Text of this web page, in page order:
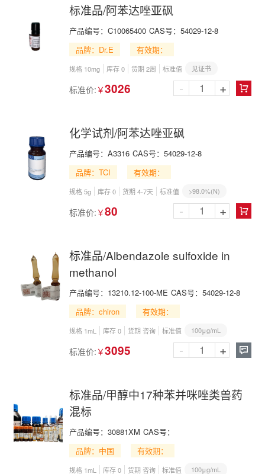
标准品/阿苯达唑亚砜
产品编号： C10065400 CAS号： 54029-12-8
品牌：Dr.E
有效期：
规格 10mg 库存 0 货期 2周 标准值 见证书
标准价: ￥3026 
- +
化学试剂/阿苯达唑亚砜
产品编号： A3316 CAS号： 54029-12-8
品牌：TCI
有效期：
规格 5g 库存 0 货期 4-7天 标准值 >98.0%(N)
标准价: ￥80 
- +
标准品/Albendazole sulfoxide in
methanol
产品编号： 13210.12-100-ME CAS号： 54029-12-8
品牌：chiron
有效期：
规格 1mL 库存 0 货期 咨询 标准值 100μg/mL
标准价: ￥3095 
- +
标准品/甲醇中17种苯并咪唑类兽药
混标
产品编号： 30881XM CAS号：
品牌：中国
有效期：
规格 1mL 库存 0 货期 咨询 标准值 100μg/mL